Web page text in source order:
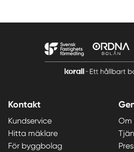
Kontakt
Kundservice
Hitta mäklare
För byggbolag
Om